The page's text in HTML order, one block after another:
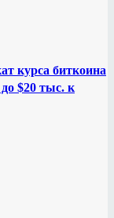
курса биткоина
$20 тыс. к